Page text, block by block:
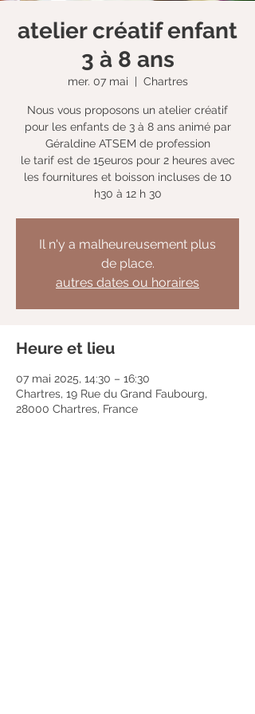
atelier créatif enfant
3 à 8 ans
mer. 07 mai
  |
Chartres
Nous vous proposons un atelier créatif
pour les enfants de 3 à 8 ans animé par
Géraldine ATSEM de profession
le tarif est de 15euros pour 2 heures avec
les fournitures et boisson incluses de 10
h30 à 12 h 30
Il n'y a malheureusement plus
de place.
autres dates ou horaires
Heure et lieu
07 mai 2025, 14:30 – 16:30
Chartres, 19 Rue du Grand Faubourg,
28000 Chartres, France